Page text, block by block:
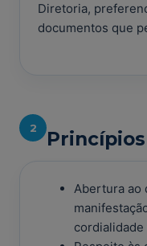
Diretoria,
documentos que
2
Abertura ao
cordialidade